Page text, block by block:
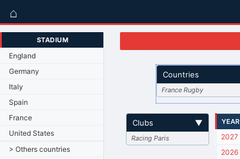
⌂
STADIUM
England
Germany
Italy
Spain
France
United States
> Others countries
Countries
France Rugby
Clubs ▼
Racing Paris
YEAR
2027
2026